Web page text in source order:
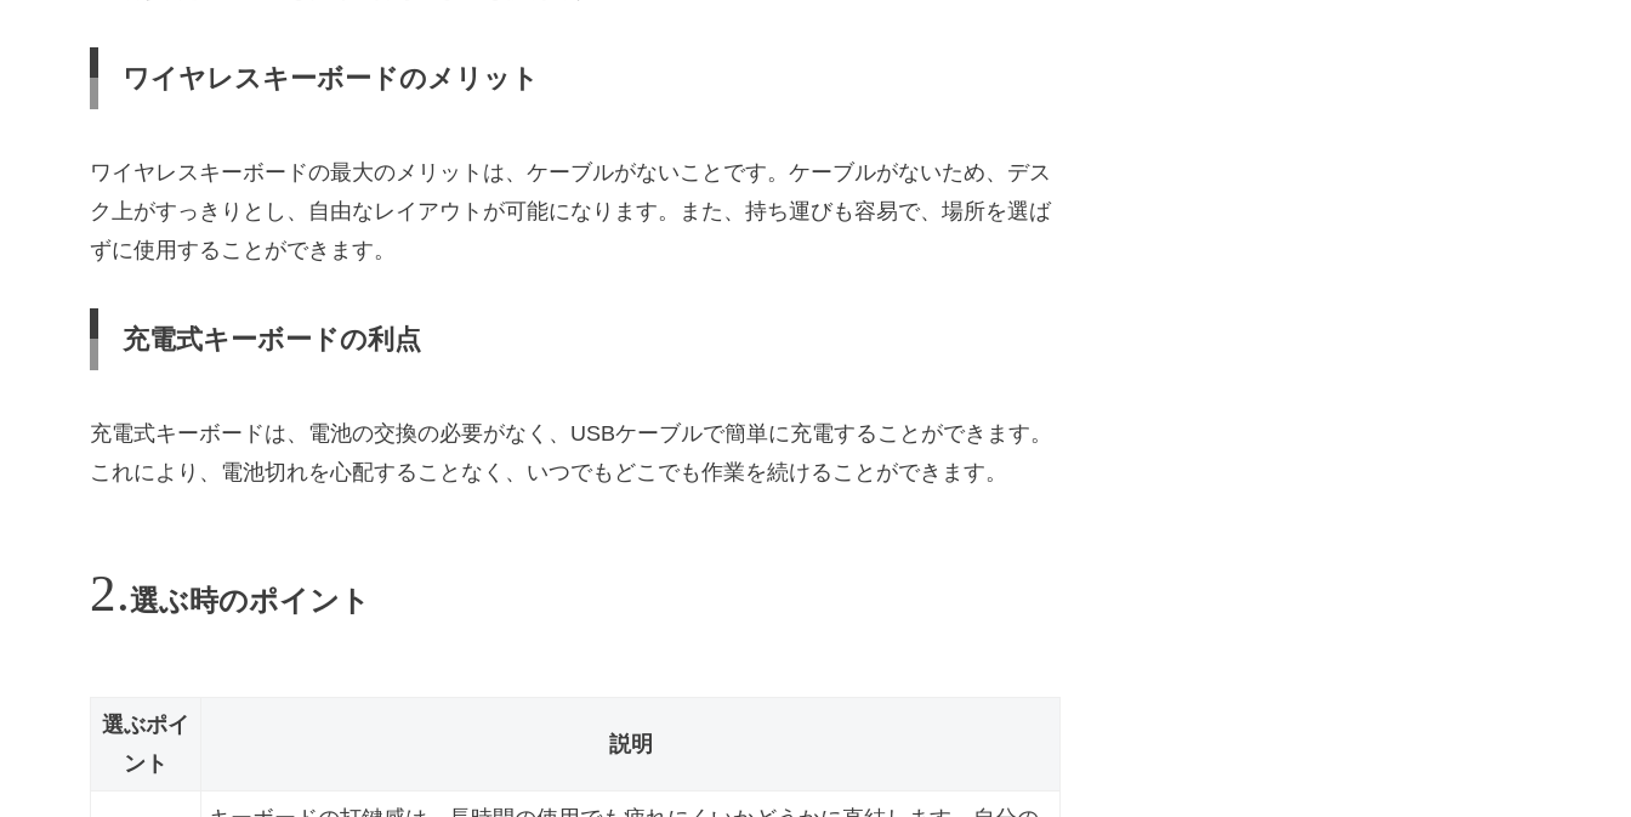
ワイヤレスキーボードのメリット
ワイヤレスキーボードの最大のメリットは、ケーブルがないことです。ケーブルがないため、デス
ク上がすっきりとし、自由なレイアウトが可能になります。また、持ち運びも容易で、場所を選ば
ずに使用することができます。
充電式キーボードの利点
充電式キーボードは、電池の交換の必要がなく、USBケーブルで簡単に充電することができます。
これにより、電池切れを心配することなく、いつでもどこでも作業を続けることができます。
選ぶ時のポイント
選ぶポイ
ント
説明